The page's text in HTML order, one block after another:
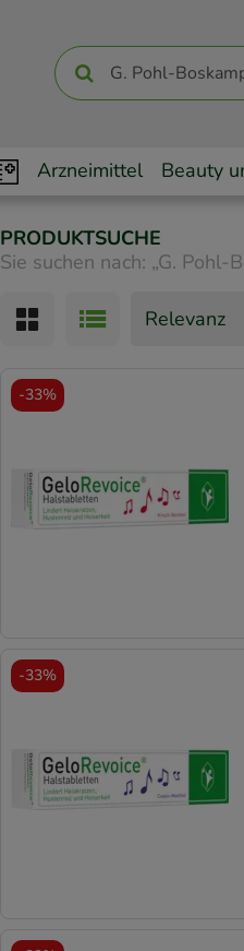
Arzneimittel Beauty
PRODUKTSUCHE
Sie suchen nach: „G. Pohl-
-33%
-33%